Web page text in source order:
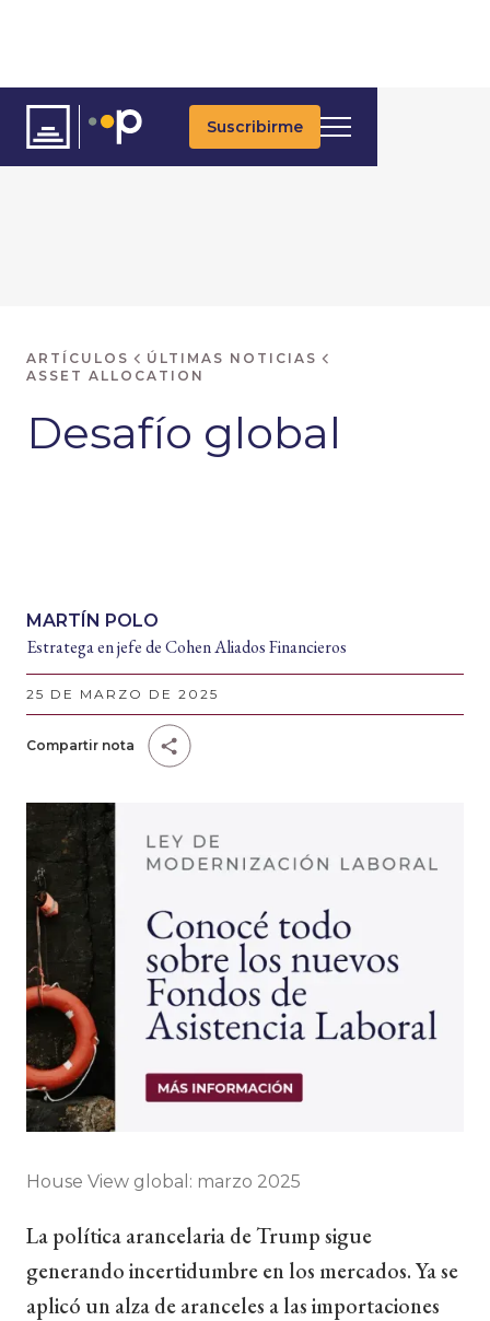
Suscribirme
ARTÍCULOS
ÚLTIMAS NOTICIAS
ASSET ALLOCATION
Desafío global
MARTÍN POLO
Estratega en jefe de Cohen Aliados Financieros
25 DE MARZO DE 2025
Compartir nota
House View global: marzo 2025
La política arancelaria de Trump sigue
generando incertidumbre en los mercados. Ya se
aplicó un alza de aranceles a las importaciones